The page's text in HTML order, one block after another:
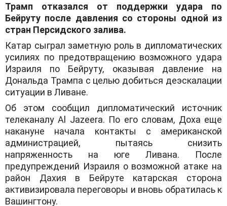
Трамп отказался от поддержки удара по
Бейруту после давления со стороны одной из
стран Персидского залива.
Катар сыграл заметную роль в дипломатических
усилиях по предотвращению возможного удара
Израиля по Бейруту, оказывая давление на
Дональда Трампа с целью добиться деэскалации
ситуации в Ливане.
Об этом сообщил дипломатический источник
телеканалу Al Jazeera. По его словам, Доха еще
накануне начала контакты с американской
администрацией, пытаясь снизить
напряженность на юге Ливана. После
предупреждений Израиля о возможной атаке на
район Дахия в Бейруте катарская сторона
активизировала переговоры и вновь обратилась к
Вашингтону.